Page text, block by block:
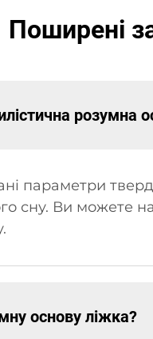
Поширені
розумна
параметри
сну. Ви можете
основу ліжка?